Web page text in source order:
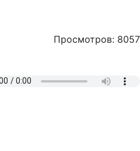
Просмотров: 8057